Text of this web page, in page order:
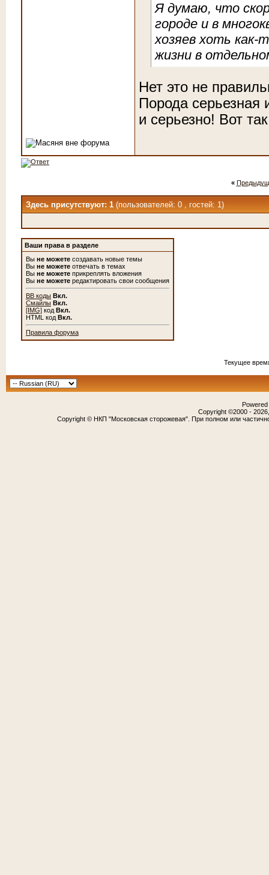
Я думаю, что
городе и в
хозяев хоть как-
жизни в
Нет это не
Порода серьезная
и серьезно! Вот
«
Здесь присутствуют: 1 (пользователей: 0 , гостей: 1)
Ваши права в разделе
Вы не можете создавать новые темы
Вы не можете отвечать в темах
Вы не можете прикреплять вложения
Вы не можете редактировать свои сообщения
BB коды Вкл.
Смайлы Вкл.
[IMG] код Вкл.
HTML код Вкл.
Правила форума
Текущее
Copyright ©2000 -
Copyright © НКП "Московская сторожевая". При полном или